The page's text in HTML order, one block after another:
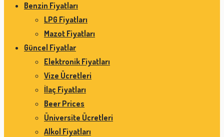
Benzin Fiyatları
LPG Fiyatları
Mazot Fiyatları
Güncel Fiyatlar
Elektronik Fiyatları
Vize Ücretleri
İlaç Fiyatları
Beer Prices
Üniversite Ücretleri
Alkol Fiyatları